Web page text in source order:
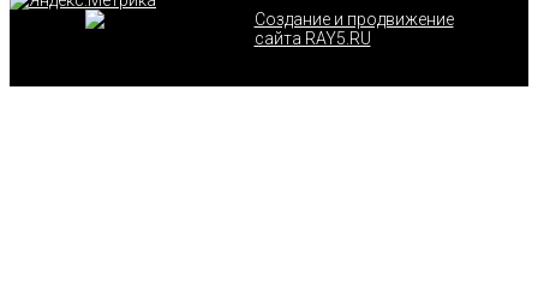
Создание и продвижение
сайта RAY5.RU